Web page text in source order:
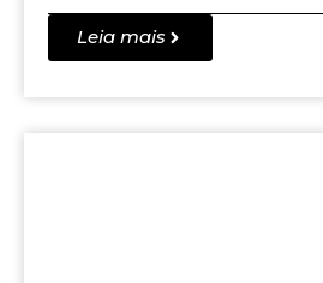
Leia mais